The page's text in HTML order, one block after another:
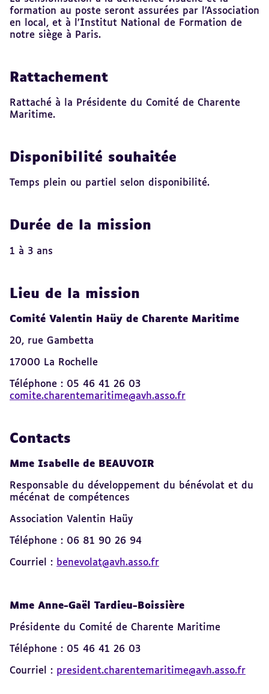
formation au poste seront assurées par l’Association
en local, et à l’Institut National de Formation de
notre siège à Paris.
Rattachement
Rattaché à la Présidente du Comité de Charente
Maritime.
Disponibilité souhaitée
Temps plein ou partiel selon disponibilité.
Durée de la mission
1 à 3 ans
Lieu de la mission
Comité Valentin Haüy de Charente Maritime
20, rue Gambetta
17000 La Rochelle
Téléphone : 05 46 41 26 03
comite.charentemaritime@avh.asso.fr
Contacts
Mme Isabelle de BEAUVOIR
Responsable du développement du bénévolat et du
mécénat de compétences
Association Valentin Haüy
Téléphone : 06 81 90 26 94
Courriel : benevolat@avh.asso.fr
Mme Anne-Gaël Tardieu-Boissière
Présidente du Comité de Charente Maritime
Téléphone : 05 46 41 26 03
Courriel : president.charentemaritime@avh.asso.fr